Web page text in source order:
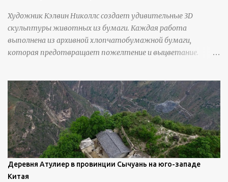
Художник Кэлвин Николлс создает удивительные 3D
скульптуры животных из бумаги. Каждая работа
выполнена из архивной хлопчатобумажной бумаги,
которая предотвращает пожелтение и выцветание.
инструменты для текстурирования, чтобы точно
вылепить каждую деталь. источник
https://calvinnicholls.com/
Деревня Атулиер в провинции Сычуань на юго-западе
Китая